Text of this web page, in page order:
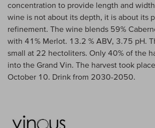
concentration to provide length and
wine is not about its depth, it is about its
refinement. The wine blends 59%
with 41% Merlot. 13.2 % ABV, 3.75 pH.
small at 22 hectoliters. Only 40% of the
into the Grand Vin. The harvest took
October 10. Drink from 2030-2050.